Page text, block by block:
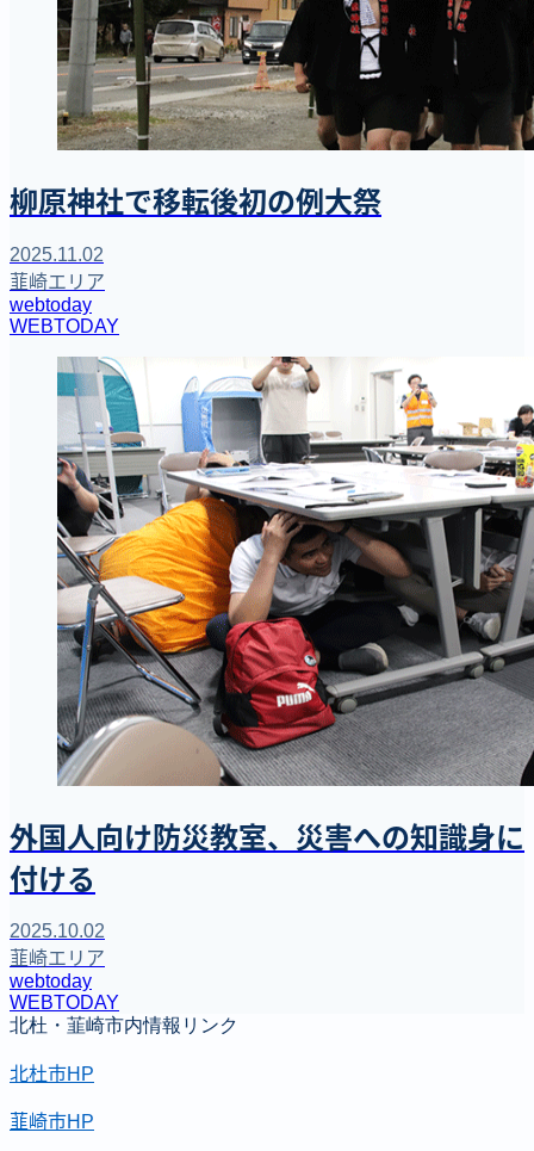
柳原神社で移転後初の例大祭
2025.11.02
韮崎エリア
webtoday
WEBTODAY
外国人向け防災教室、災害への知識身に
付ける
2025.10.02
韮崎エリア
webtoday
WEBTODAY
北杜・韮崎市内情報リンク
北杜市HP
韮崎市HP